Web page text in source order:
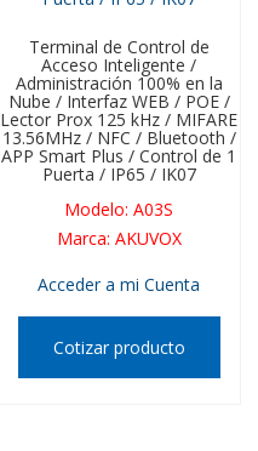
Terminal de Control de
Acceso Inteligente /
Administración 100% en la
Nube / Interfaz WEB / POE /
Lector Prox 125 kHz / MIFARE
13.56MHz / NFC / Bluetooth /
APP Smart Plus / Control de 1
Puerta / IP65 / IK07
Modelo:A03S
Marca: AKUVOX
Acceder a mi Cuenta
Cotizar producto